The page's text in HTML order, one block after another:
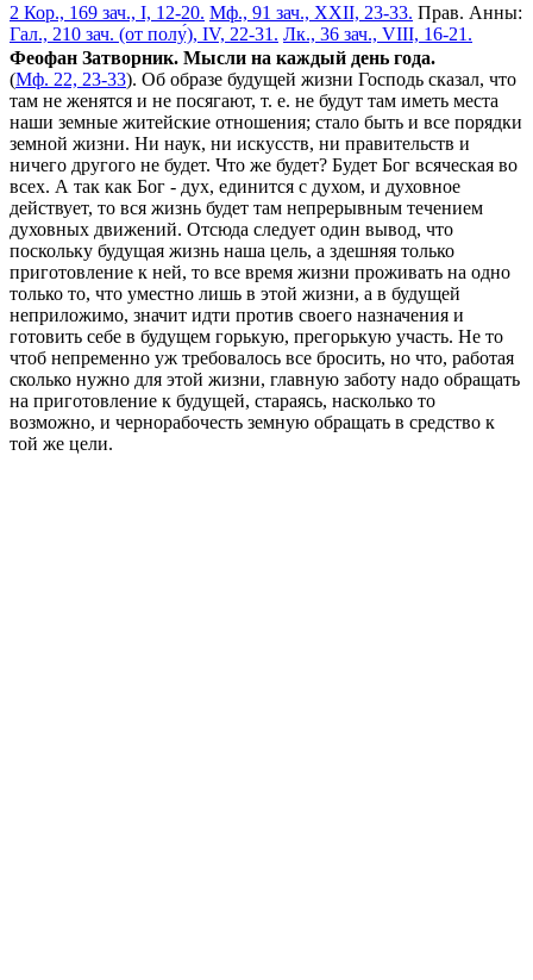
2 Кор., 169 зач., I, 12-20. Мф., 91 зач., XXII, 23-33. Прав. Анны:
Гал., 210 зач. (от полу́), IV, 22-31. Лк., 36 зач., VIII, 16-21.
Феофан Затворник. Мысли на каждый день года.
(Мф. 22, 23-33). Об образе будущей жизни Господь сказал, что
там не женятся и не посягают, т. е. не будут там иметь места
наши земные житейские отношения; стало быть и все порядки
земной жизни. Ни наук, ни искусств, ни правительств и
ничего другого не будет. Что же будет? Будет Бог всяческая во
всех. А так как Бог - дух, единится с духом, и духовное
действует, то вся жизнь будет там непрерывным течением
духовных движений. Отсюда следует один вывод, что
поскольку будущая жизнь наша цель, а здешняя только
приготовление к ней, то все время жизни проживать на одно
только то, что уместно лишь в этой жизни, а в будущей
неприложимо, значит идти против своего назначения и
готовить себе в будущем горькую, прегорькую участь. Не то
чтоб непременно уж требовалось все бросить, но что, работая
сколько нужно для этой жизни, главную заботу надо обращать
на приготовление к будущей, стараясь, насколько то
возможно, и чернорабочесть земную обращать в средство к
той же цели.